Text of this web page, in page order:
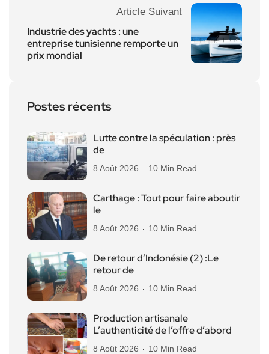
Article Suivant
Industrie des yachts : une
entreprise tunisienne remporte un
prix mondial
Postes récents
Lutte contre la spéculation : près
de
8 Août 2026 10 Min Read
Carthage : Tout pour faire aboutir
le
8 Août 2026 10 Min Read
De retour d’Indonésie (2) :Le
retour de
8 Août 2026 10 Min Read
Production artisanale
L’authenticité de l’offre d’abord
8 Août 2026 10 Min Read